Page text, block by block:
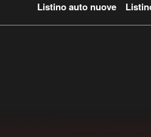
Listino auto nuove